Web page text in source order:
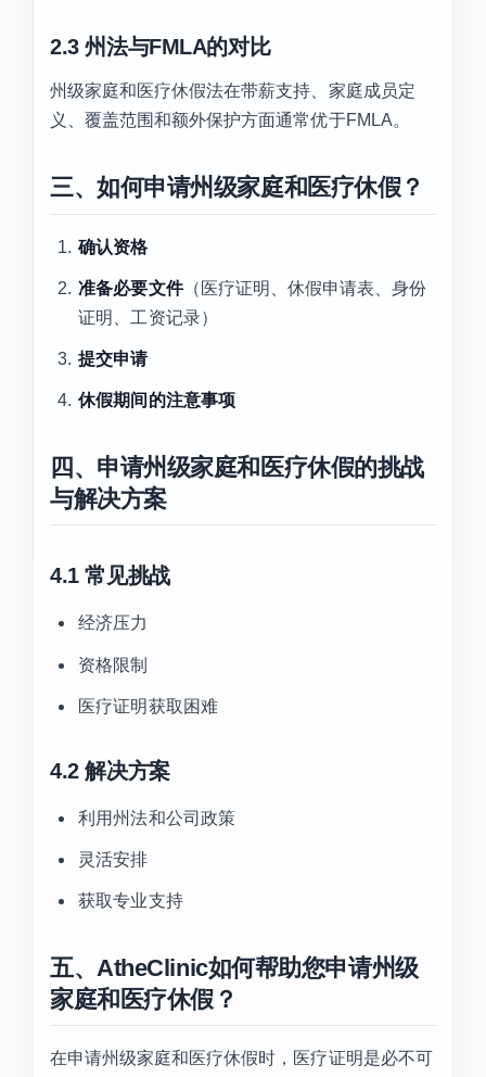
2.3 州法与FMLA的对比
州级家庭和医疗休假法在带薪支持、家庭成员定
义、覆盖范围和额外保护方面通常优于FMLA。
三、如何申请州级家庭和医疗休假？
确认资格
准备必要文件（医疗证明、休假申请表、身份
证明、工资记录）
提交申请
休假期间的注意事项
四、申请州级家庭和医疗休假的挑战
与解决方案
4.1 常见挑战
经济压力
资格限制
医疗证明获取困难
4.2 解决方案
利用州法和公司政策
灵活安排
获取专业支持
五、AtheClinic如何帮助您申请州级
家庭和医疗休假？
在申请州级家庭和医疗休假时，医疗证明是必不可